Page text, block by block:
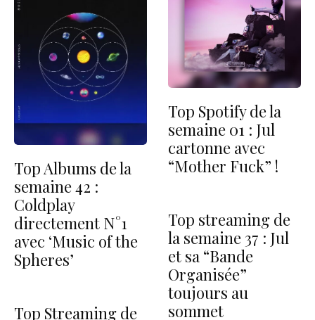
Top Albums de la
semaine 42 :
Coldplay
directement N°1
avec ‘Music of the
Spheres’
Top Streaming de
Top Spotify de la
semaine 01 : Jul
cartonne avec
“Mother Fuck” !
Top streaming de
la semaine 37 : Jul
et sa “Bande
Organisée”
toujours au
sommet